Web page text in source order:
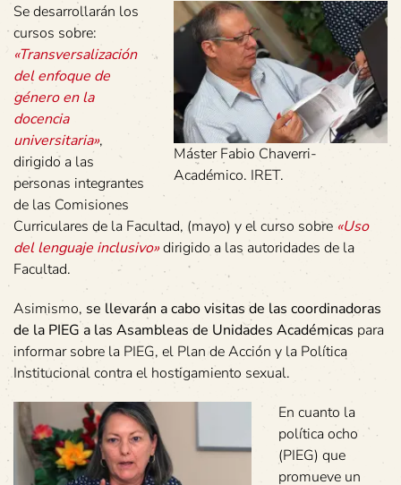
Máster Fabio Chaverri-
Académico. IRET.
Se desarrollarán los
cursos sobre:
«Transversalización
del enfoque de
género en la
docencia
universitaria»,
dirigido a las
personas integrantes
de las Comisiones
Curriculares de la Facultad, (mayo) y el curso sobre «Uso
del lenguaje inclusivo»dirigido a las autoridades de la
Facultad.
Asimismo, se llevarán a cabo visitas de las coordinadoras
de la PIEG a las Asambleas de Unidades Académicas para
informar sobre la PIEG, el Plan de Acción y la Política
Institucional contra el hostigamiento sexual.
En cuanto la
política ocho
(PIEG) que
promueve un